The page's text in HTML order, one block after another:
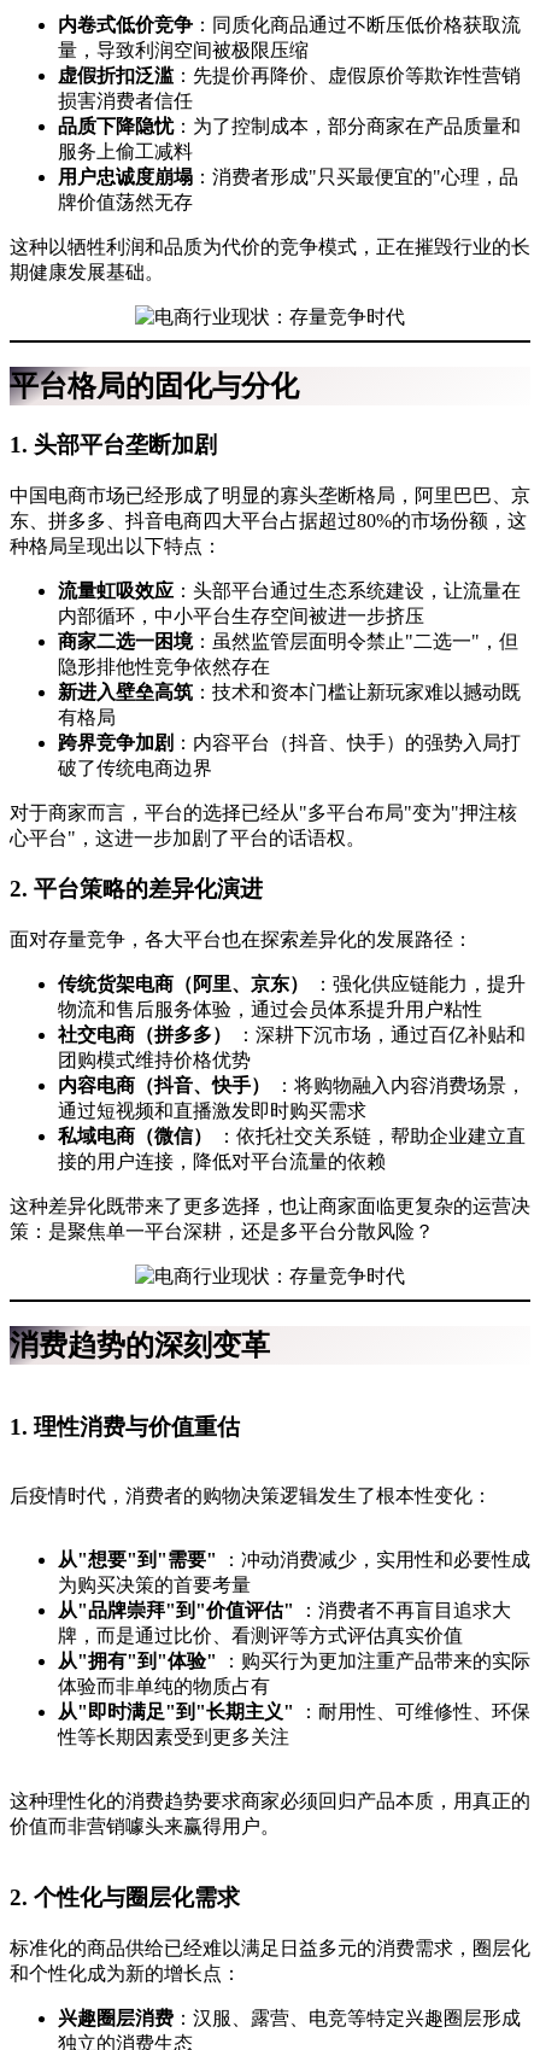
内卷式低价竞争 ：同质化商品通过不断压低价格获取流
量，导致利润空间被极限压缩
虚假折扣泛滥 ：先提价再降价、虚假原价等欺诈性营销
损害消费者信任
品质下降隐忧：为了控制成本，部分商家在产品质量和
服务上偷工减料
用户忠诚度崩塌 ：消费者形成"只买最便宜的"心理，品
牌价值荡然无存
这种以牺牲利润和品质为代价的竞争模式，正在摧毁行业的长
期健康发展基础。
平台格局的固化与分化
1. 头部平台垄断加剧
中国电商市场已经形成了明显的寡头垄断格局，阿里巴巴、京
东、拼多多、抖音电商四大平台占据超过80%的市场份额，这
种格局呈现出以下特点：
流量虹吸效应 ：头部平台通过生态系统建设，让流量在
内部循环，中小平台生存空间被进一步挤压
商家二选一困境：虽然监管层面明令禁止"二选一"，但
隐形排他性竞争依然存在
新进入壁垒高筑 ：技术和资本门槛让新玩家难以撼动既
有格局
跨界竞争加剧 ：内容平台（抖音、快手）的强势入局打
破了传统电商边界
对于商家而言，平台的选择已经从"多平台布局"变为"押注核
心平台"，这进一步加剧了平台的话语权。
2. 平台策略的差异化演进
面对存量竞争，各大平台也在探索差异化的发展路径：
传统货架电商（阿里、京东）
：强化供应链能力，提升
物流和售后服务体验，通过会员体系提升用户粘性
社交电商（拼多多）
：深耕下沉市场，通过百亿补贴和
团购模式维持价格优势
内容电商（抖音、快手）
：将购物融入内容消费场景，
通过短视频和直播激发即时购买需求
私域电商（微信）
：依托社交关系链，帮助企业建立直
接的用户连接，降低对平台流量的依赖
这种差异化既带来了更多选择，也让商家面临更复杂的运营决
策：是聚焦单一平台深耕，还是多平台分散风险？
消费趋势的深刻变革
1. 理性消费与价值重估
后疫情时代，消费者的购物决策逻辑发生了根本性变化：
从"想要"到"需要"
：冲动消费减少，实用性和必要性成
为购买决策的首要考量
从"品牌崇拜"到"价值评估"
：消费者不再盲目追求大
牌，而是通过比价、看测评等方式评估真实价值
从"拥有"到"体验"
：购买行为更加注重产品带来的实际
体验而非单纯的物质占有
从"即时满足"到"长期主义"
：耐用性、可维修性、环保
性等长期因素受到更多关注
这种理性化的消费趋势要求商家必须回归产品本质，用真正的
价值而非营销噱头来赢得用户。
2. 个性化与圈层化需求
标准化的商品供给已经难以满足日益多元的消费需求，圈层化
和个性化成为新的增长点：
兴趣圈层消费 ：汉服、露营、电竞等特定兴趣圈层形成
独立的消费生态